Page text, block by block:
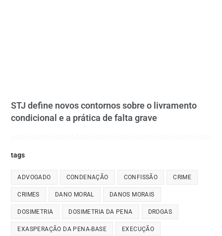
STJ define novos contornos sobre o livramento
condicional e a prática de falta grave
tags
ADVOGADO CONDENAÇÃO CONFISSÃO CRIME
CRIMES DANO MORAL DANOS MORAIS
DOSIMETRIA DOSIMETRIA DA PENA DROGAS
EXASPERAÇÃO DA PENA-BASE EXECUÇÃO